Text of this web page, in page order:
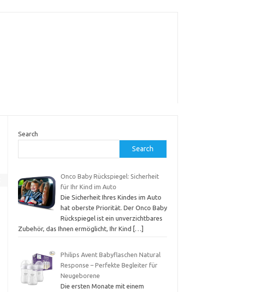
Search
Search
Onco Baby Rückspiegel: Sicherheit
für Ihr Kind im Auto
Die Sicherheit Ihres Kindes im Auto
hat oberste Priorität. Der Onco Baby
Rückspiegel ist ein unverzichtbares
Zubehör, das Ihnen ermöglicht, Ihr Kind
[…]
Philips Avent Babyflaschen Natural
Response – Perfekte Begleiter für
Neugeborene
Die ersten Monate mit einem